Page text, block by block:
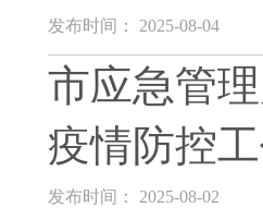
发布时间： 2025-08-04
市应急管
疫情防控
发布时间： 2025-08-02